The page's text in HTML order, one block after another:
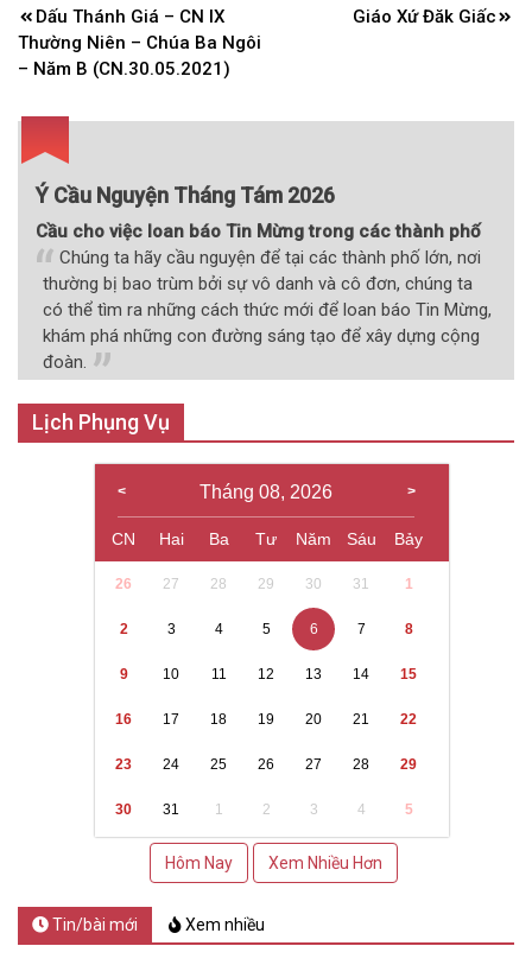
Điều
hướng
bài
Dấu Thánh Giá – CN IX
Thường Niên – Chúa Ba Ngôi
– Năm B (CN.30.05.2021)
Giáo Xứ Đăk Giấc
Ý Cầu Nguyện Tháng Tám 2026
Cầu cho việc loan báo Tin Mừng trong các thành phố
Chúng ta hãy cầu nguyện để tại các thành phố lớn, nơi
thường bị bao trùm bởi sự vô danh và cô đơn, chúng ta
có thể tìm ra những cách thức mới để loan báo Tin Mừng,
khám phá những con đường sáng tạo để xây dựng cộng
đoàn.
Lịch Phụng Vụ
Tháng 08, 2026
CN Hai Ba Tư Năm Sáu Bảy
26 27 28 29 30 31 1
2 3 4 5 6 7 8
9 10 11 12 13 14 15
16 17 18 19 20 21 22
23 24 25 26 27 28 29
30 31 1 2 3 4 5
Hôm Nay Xem Nhiều Hơn
Tin/bài mới Xem nhiều